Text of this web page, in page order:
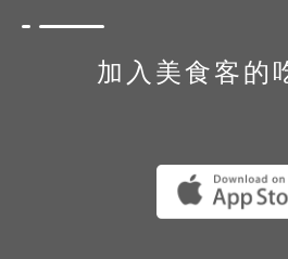
加入美食客的